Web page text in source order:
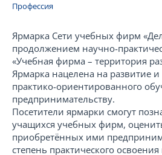
Профессия
Ярмарка Сети учебных фирм
продолжением научно-
«Учебная фирма – территория
Ярмарка нацелена на развитие
практико-ориентированного
предпринимательству.
Посетители ярмарки смогут
учащихся учебных фирм,
приобретённых ими
степень практического